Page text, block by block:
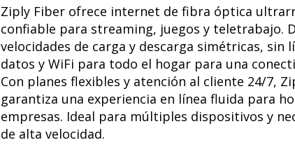
Ziply Fiber ofrece internet de fibra óptica
confiable para streaming, juegos y teletrabajo.
velocidades de carga y descarga simétricas, sin
datos y WiFi para todo el hogar para una
Con planes flexibles y atención al cliente 24/7,
garantiza una experiencia en línea fluida para
empresas. Ideal para múltiples dispositivos y
de alta velocidad.